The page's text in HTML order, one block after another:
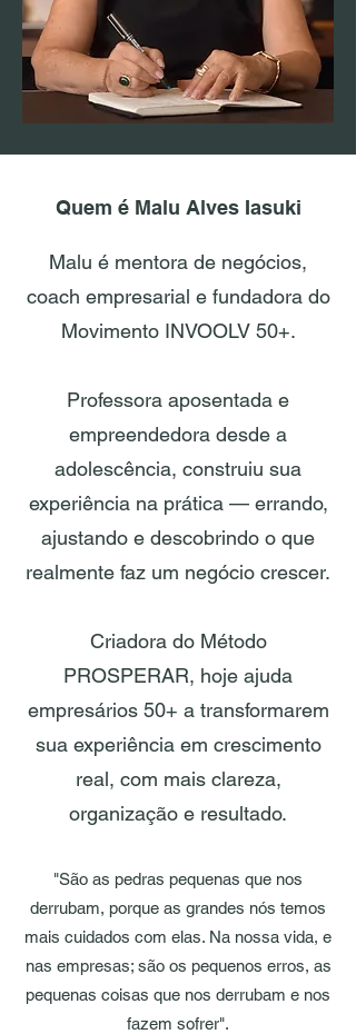
Quem é Malu Alves Iasuki
Malu é mentora de negócios,
coach empresarial e fundadora do
Movimento INVOOLV 50+.
Professora aposentada e
empreendedora desde a
adolescência, construiu sua
experiência na prática — errando,
ajustando e descobrindo o que
realmente faz um negócio crescer.
Criadora do Método
PROSPERAR, hoje ajuda
empresários 50+ a transformarem
sua experiência em crescimento
real, com mais clareza,
organização e resultado.
"São as pedras pequenas que nos
derrubam, porque as grandes nós temos
mais cuidados com elas. Na nossa vida, e
nas empresas; são os pequenos erros, as
pequenas coisas que nos derrubam e nos
fazem sofrer".